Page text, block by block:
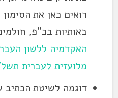
רואים כאן את
באותיות בכ"פ,
האקדמיה ללשון
מלועזית לעברית תשל"ה-
דוגמה לשיטת הכתיב